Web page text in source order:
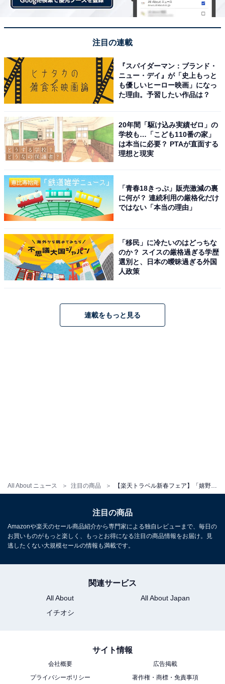
All About ニュース 注目の商品
楽天トラベルで新春フェアを見る
※掲載されている情報は記事公開時のものです。あらか
じめご了承ください。
オールアバウトに還元されることがあります。
この記事の執筆者：
Amazonのセール商品から売れ筋ランキングまで、毎日のお買いも
のがもっと楽しく、もっとお得になる情報をお届け。編集部員によ
る独自レビューなど、ここでしか手に入らない情報も満載です。
こちらもおすすめ
【楽天トラベル×スーパーDEAL】「富士マリオ
ットホテル山中湖」が実質30％引き！ 開放感あ
日】
注目の連載
『スパイダーマン：ブランド・
ニュー・デイ』が「史上もっと
も優しいヒーロー映画」になっ
た理由。予習したい作品は？
20年間「駆け込み実績ゼロ」の
学校も…「こども110番の家」
は本当に必要？ PTAが直面する
理想と現実
「青春18きっぷ」販売激減の裏
に何が？ 連続利用の厳格化だけ
ではない「本当の理由」
「移民」に冷たいのはどっちな
のか？ スイスの厳格過ぎる学歴
選別と、日本の曖昧過ぎる外国
人政策
連載をもっと見る
注目の商品
Amazonや楽天のセール商品紹介から専門家による独自レビューまで、毎日の
お買いものがもっと楽しく、もっとお得になる注目の商品情報をお届け。見
逃したくない大規模セールの情報も満載です。
関連サービス
All About
All About Japan
イチオシ
サイト情報
会社概要
広告掲載
プライバシーポリシー
著作権・商標・免責事項